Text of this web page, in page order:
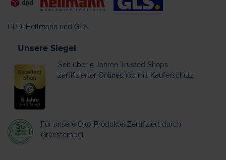
DPD, Hellmann und GLS
Unsere Siegel
Seit über 5 Jahren Trusted Shops
zertifizierter Onlineshop mit Käuferschutz
Für unsere Öko-Produkte: Zertifiziert durch
Grünstempel